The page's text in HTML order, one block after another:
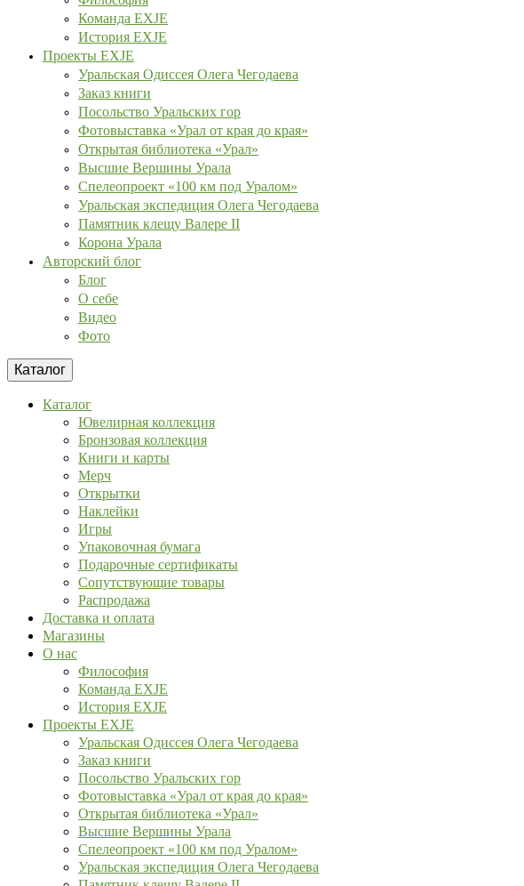
Команда EXJE
История EXJE
Проекты EXJE
Уральская Одиссея Олега Чегодаева
Заказ книги
Посольство Уральских гор
Фотовыставка «Урал от края до края»
Открытая библиотека «Урал»
Высшие Вершины Урала
Спелеопроект «100 км под Уралом»
Уральская экспедиция Олега Чегодаева
Памятник клещу Валере II
Корона Урала
Авторский блог
Блог
О себе
Видео
Фото
Каталог
Каталог
Ювелирная коллекция
Бронзовая коллекция
Книги и карты
Мерч
Открытки
Наклейки
Игры
Упаковочная бумага
Подарочные сертификаты
Сопутствующие товары
Распродажа
Доставка и оплата
Магазины
О нас
Философия
Команда EXJE
История EXJE
Проекты EXJE
Уральская Одиссея Олега Чегодаева
Заказ книги
Посольство Уральских гор
Фотовыставка «Урал от края до края»
Открытая библиотека «Урал»
Высшие Вершины Урала
Спелеопроект «100 км под Уралом»
Уральская экспедиция Олега Чегодаева